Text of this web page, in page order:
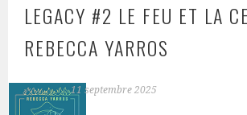
LEGACY #2 LE FEU ET LA
REBECCA YARROS
11 septembre 2025